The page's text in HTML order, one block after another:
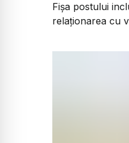
Fișa postului
relaționarea cu